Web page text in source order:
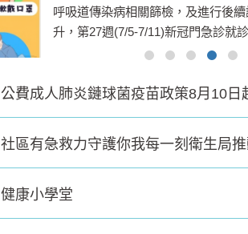
呼吸道傳染病相關篩檢，及進行後續診斷與治療。 依據衛生福利部疾病管制署
升，第27週(7/5-7/11)新冠門急診就
中11例死亡，本縣確定病例計3例
公費成人肺炎鏈球菌疫苗政策8月10日
健康小學堂